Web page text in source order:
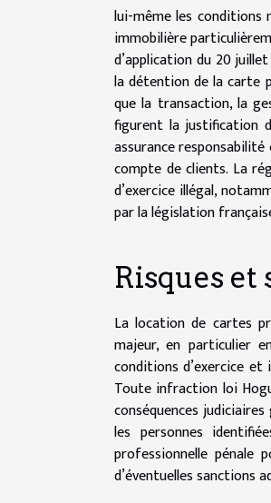
lui-même les conditions
immobilière
d’application du 20
la détention de la carte
que la transaction, la
figurent la justification
assurance
compte de clients. La
d’exercice illégal,
par la législation
Risques
La location de cartes
majeur, en particulier
conditions d’exercice
Toute infraction loi
conséquences
les personnes
professionnelle pénale
d’éventuelles sanctions